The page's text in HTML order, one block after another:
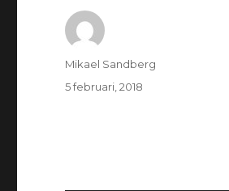
Författare
Mikael Sandberg
Postat
5 februari, 2018